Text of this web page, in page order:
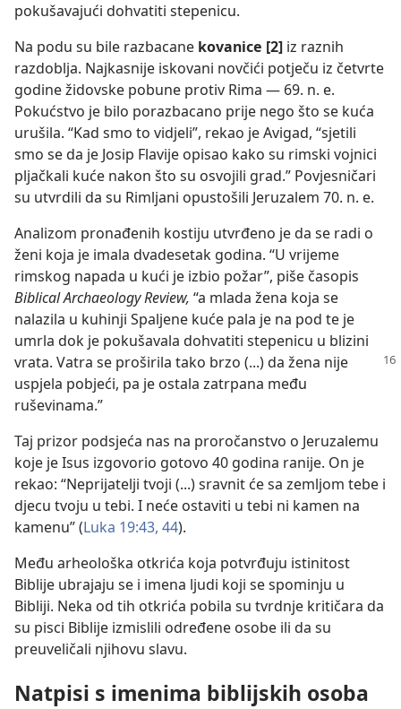
pokušavajući dohvatiti stepenicu.
Na podu su bile razbacane kovanice [2] iz raznih
razdoblja. Najkasnije iskovani novčići potječu iz četvrte
godine židovske pobune protiv Rima — 69. n. e.
Pokućstvo je bilo porazbacano prije nego što se kuća
urušila. “Kad smo to vidjeli”, rekao je Avigad, “sjetili
smo se da je Josip Flavije opisao kako su rimski vojnici
pljačkali kuće nakon što su osvojili grad.” Povjesničari
su utvrdili da su Rimljani opustošili Jeruzalem 70. n. e.
Analizom pronađenih kostiju utvrđeno je da se radi o
ženi koja je imala dvadesetak godina. “U vrijeme
rimskog napada u kući je izbio požar”, piše časopis
Biblical Archaeology Review, “a mlada žena koja se
nalazila u kuhinji Spaljene kuće pala je na pod te je
umrla dok je pokušavala dohvatiti stepenicu u blizini
vrata. Vatra se proširila tako brzo (...) da žena nije
uspjela pobjeći, pa je ostala zatrpana među
ruševinama.”
Taj prizor podsjeća nas na proročanstvo o Jeruzalemu
koje je Isus izgovorio gotovo 40 godina ranije. On je
rekao: “Neprijatelji tvoji (...) sravnit će sa zemljom tebe i
djecu tvoju u tebi. I neće ostaviti u tebi ni kamen na
kamenu” (Luka 19:43, 44).
Među arheološka otkrića koja potvrđuju istinitost
Biblije ubrajaju se i imena ljudi koji se spominju u
Bibliji. Neka od tih otkrića pobila su tvrdnje kritičara da
su pisci Biblije izmislili određene osobe ili da su
preuveličali njihovu slavu.
Natpisi s imenima biblijskih osoba